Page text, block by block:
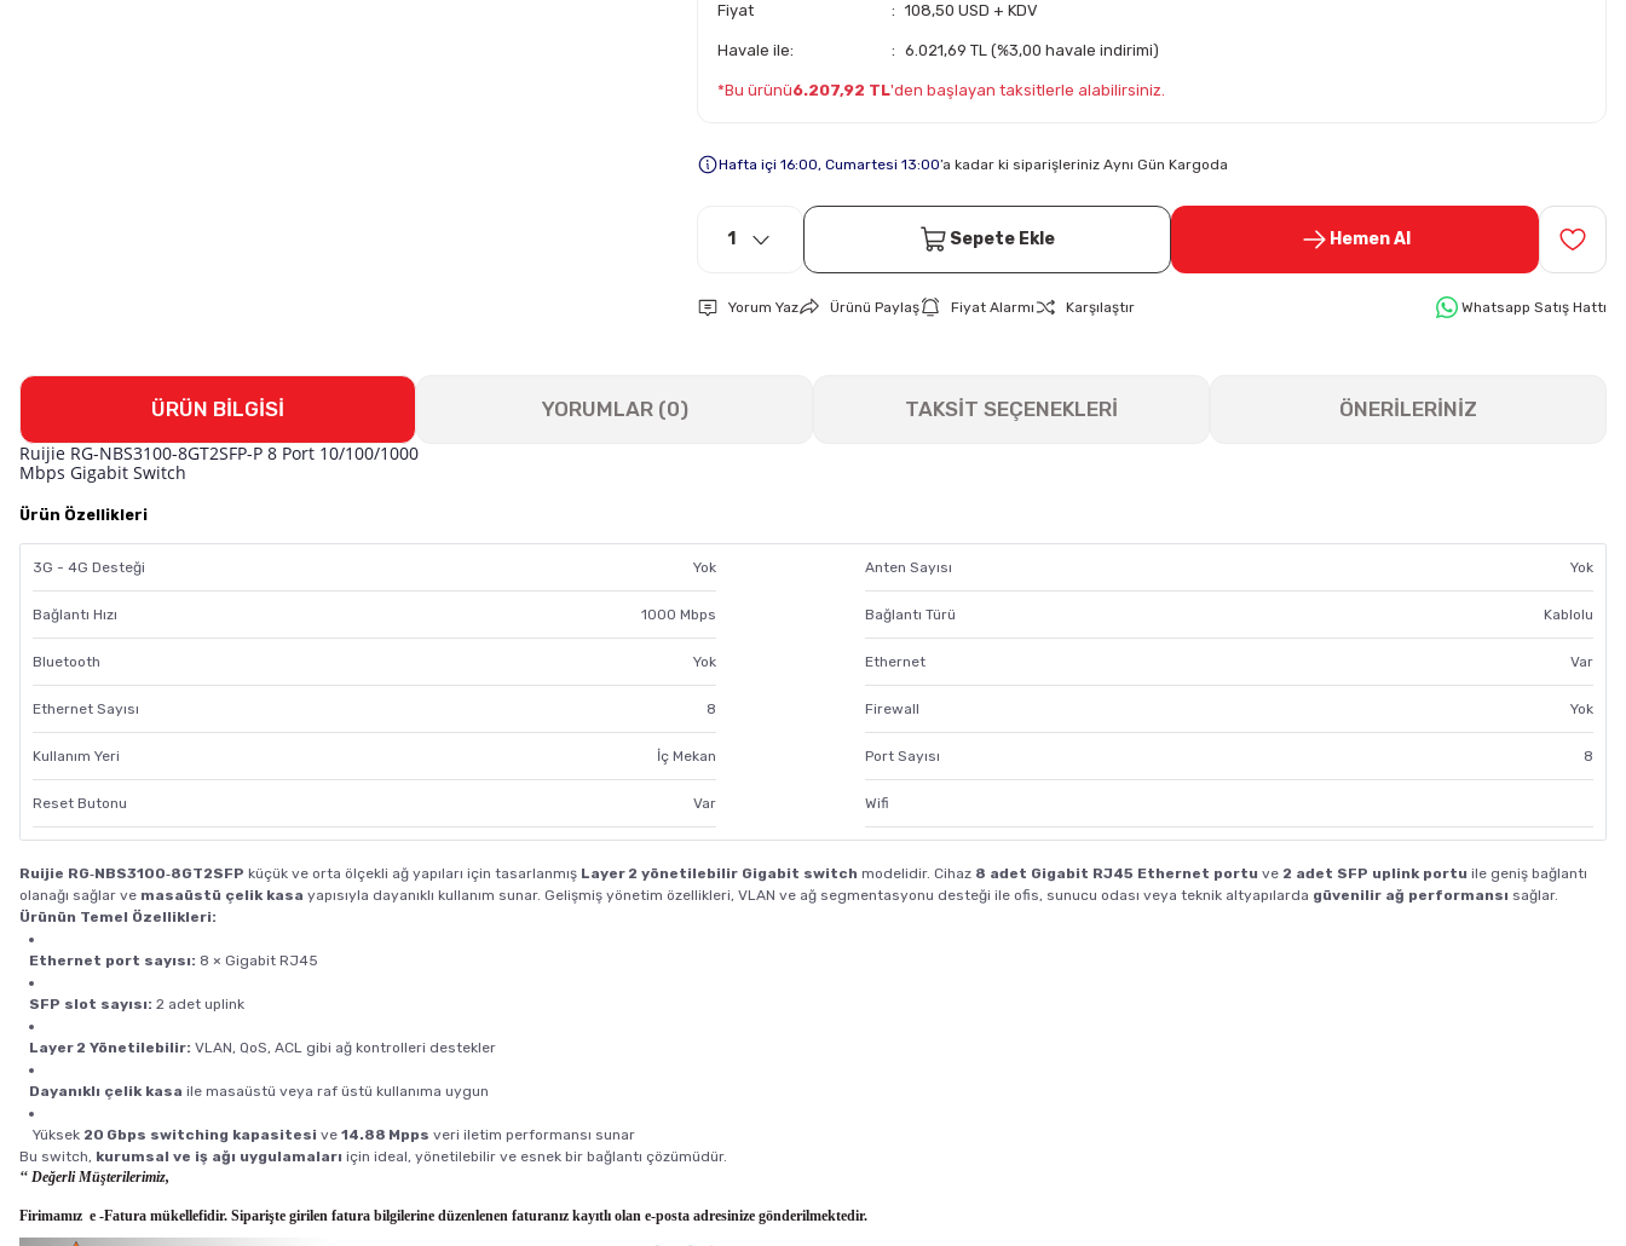
Fiyat 108,50 USD + KDV
Havale ile: 6.021,69 TL (%3,00 havale indirimi)
*Bu ürünü6.207,92 TL'den başlayan taksitlerle alabilirsiniz.
Hafta içi 16:00, Cumartesi 13:00’a kadar ki siparişleriniz Aynı Gün Kargoda
Sepete Ekle Hemen Al
Yorum Yaz Ürünü Paylaş Fiyat Alarmı Karşılaştır Whatsapp Satış Hattı
ÜRÜN BİLGİSİ YORUMLAR (0) TAKSİT SEÇENEKLERİ ÖNERİLERİNİZ
Ruijie RG-NBS3100-8GT2SFP-P 8 Port 10/100/1000
Mbps Gigabit Switch
Ürün Özellikleri
3G - 4G Desteği Yok Anten Sayısı Yok
Bağlantı Hızı 1000 Mbps Bağlantı Türü Kablolu
Bluetooth Yok Ethernet Var
Ethernet Sayısı 8 Firewall Yok
Kullanım Yeri İç Mekan Port Sayısı 8
Reset Butonu Var Wifi
Ruijie RG‑NBS3100‑8GT2SFP küçük ve orta ölçekli ağ yapıları için tasarlanmış Layer 2 yönetilebilir Gigabit switch modelidir. Cihaz 8 adet Gigabit RJ45 Ethernet portu ve 2 adet SFP uplink portu ile geniş bağlantı
olanağı sağlar ve masaüstü çelik kasa yapısıyla dayanıklı kullanım sunar. Gelişmiş yönetim özellikleri, VLAN ve ağ segmentasyonu desteği ile ofis, sunucu odası veya teknik altyapılarda güvenilir ağ performansı sağlar.
Ürünün Temel Özellikleri:
Ethernet port sayısı: 8 × Gigabit RJ45
SFP slot sayısı: 2 adet uplink
Layer 2 Yönetilebilir: VLAN, QoS, ACL gibi ağ kontrolleri destekler
Dayanıklı çelik kasa ile masaüstü veya raf üstü kullanıma uygun
Yüksek 20 Gbps switching kapasitesi ve 14.88 Mpps veri iletim performansı sunar
Bu switch, kurumsal ve iş ağı uygulamaları için ideal, yönetilebilir ve esnek bir bağlantı çözümüdür.
‘‘ Değerli Müşterilerimiz,
Firimamız e -Fatura mükellefidir. Siparişte girilen fatura bilgilerine düzenlenen faturanız kayıtlı olan e-posta adresinize gönderilmektedir.